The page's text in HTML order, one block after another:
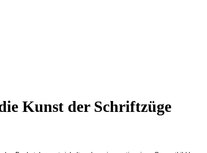
Kunst der Schriftzüge